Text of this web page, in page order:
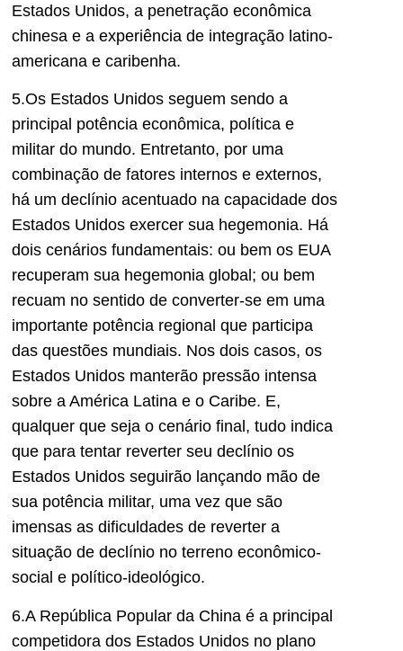
Estados Unidos, a penetração econômica
chinesa e a experiência de integração latino-
americana e caribenha.
5.Os Estados Unidos seguem sendo a
principal potência econômica, política e
militar do mundo. Entretanto, por uma
combinação de fatores internos e externos,
há um declínio acentuado na capacidade dos
Estados Unidos exercer sua hegemonia. Há
dois cenários fundamentais: ou bem os EUA
recuperam sua hegemonia global; ou bem
recuam no sentido de converter-se em uma
importante potência regional que participa
das questões mundiais. Nos dois casos, os
Estados Unidos manterão pressão intensa
sobre a América Latina e o Caribe. E,
qualquer que seja o cenário final, tudo indica
que para tentar reverter seu declínio os
Estados Unidos seguirão lançando mão de
sua potência militar, uma vez que são
imensas as dificuldades de reverter a
situação de declínio no terreno econômico-
social e político-ideológico.
6.A República Popular da China é a principal
competidora dos Estados Unidos no plano